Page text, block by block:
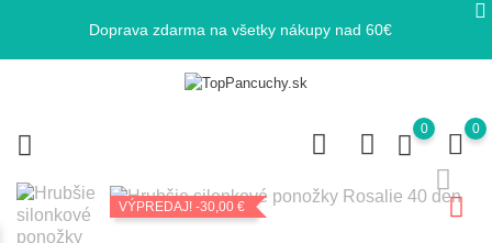
Doprava zdarma na všetky nákupy nad 60€
0
0
VÝPREDAJ!-30,00 €